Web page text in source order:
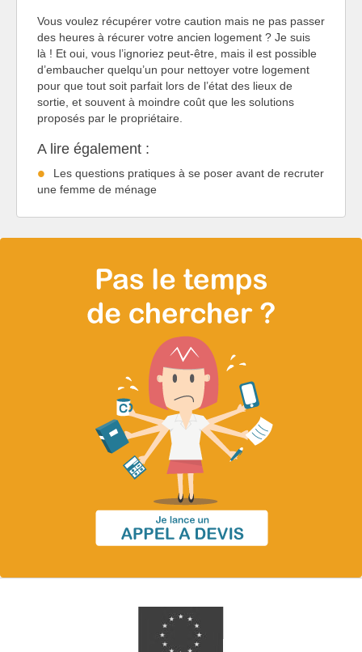
Vous voulez récupérer votre caution mais ne pas passer
des heures à récurer votre ancien logement ? Je suis
là ! Et oui, vous l’ignoriez peut-être, mais il est possible
d’embaucher quelqu’un pour nettoyer votre logement
pour que tout soit parfait lors de l’état des lieux de
sortie, et souvent à moindre coût que les solutions
proposés par le propriétaire.
A lire également :
Les questions pratiques à se poser avant de recruter
une femme de ménage